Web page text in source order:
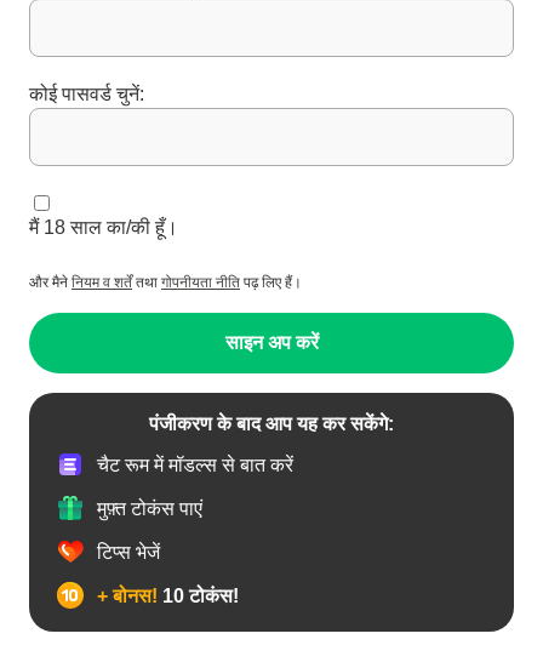
कोई पासवर्ड चुनें:
मैं 18 साल का/की हूँ।
और मैने नियम व शर्तेंतथा गोपनीयता नीति पढ़ लिए हैं।
साइन अप करें
पंजीकरण के बाद आप यह कर सकेंगे:
चैट रूम में मॉडल्स से बात करें
मुफ़्त टोकंस पाएं
टिप्स भेजें
+ बोनस! 10 टोकंस!